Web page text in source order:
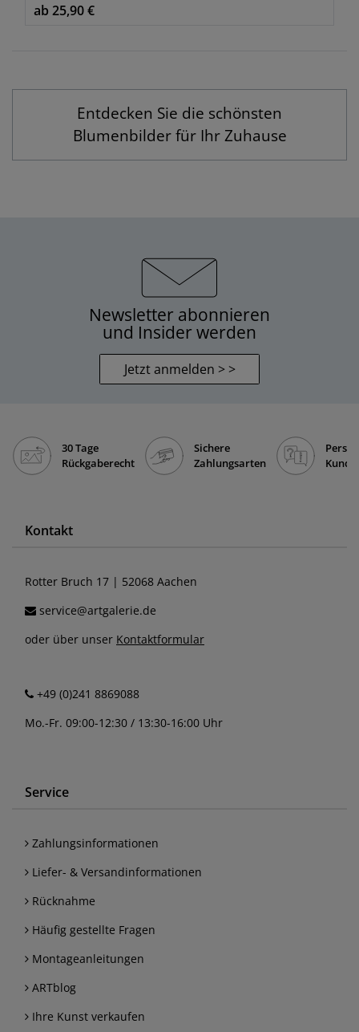
ab 25,90 €
Entdecken Sie die schönsten
Blumenbilder für Ihr Zuhause
Newsletter abonnieren
und Insider werden
Jetzt anmelden > >
30 Tage
Rückgaberecht
Sichere
Zahlungsarten
Kontakt
Rotter Bruch 17 | 52068 Aachen
service@artgalerie.de
oder über unser Kontaktformular
+49 (0)241 8869088
Mo.-Fr. 09:00-12:30 / 13:30-16:00 Uhr
Service
Zahlungsinformationen
Liefer- & Versandinformationen
Rücknahme
Häufig gestellte Fragen
Montageanleitungen
ARTblog
Ihre Kunst verkaufen